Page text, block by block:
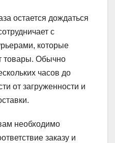
остается дождаться
с
которые
товары. Обычно
часов до
от загруженности и
необходимо
заказу и